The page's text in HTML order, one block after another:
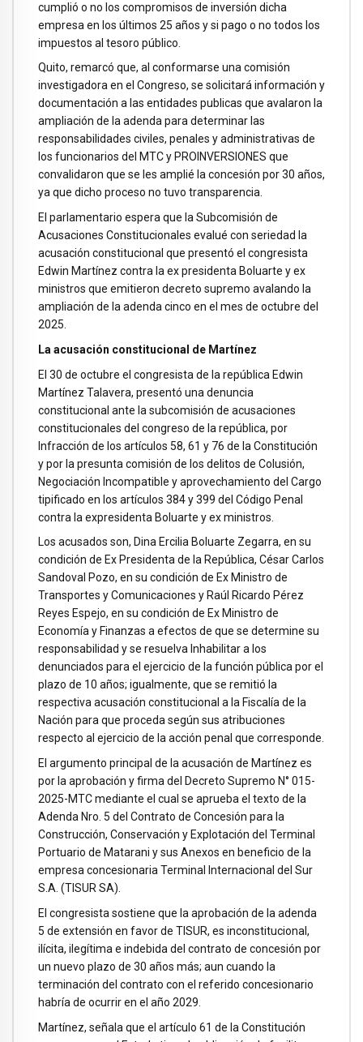
cumplió o no los compromisos de inversión dicha
empresa en los últimos 25 años y si pago o no todos los
impuestos al tesoro público.
Quito, remarcó que, al conformarse una comisión
investigadora en el Congreso, se solicitará información y
documentación a las entidades publicas que avalaron la
ampliación de la adenda para determinar las
responsabilidades civiles, penales y administrativas de
los funcionarios del MTC y PROINVERSIONES que
convalidaron que se les amplié la concesión por 30 años,
ya que dicho proceso no tuvo transparencia.
El parlamentario espera que la Subcomisión de
Acusaciones Constitucionales evalué con seriedad la
acusación constitucional que presentó el congresista
Edwin Martínez contra la ex presidenta Boluarte y ex
ministros que emitieron decreto supremo avalando la
ampliación de la adenda cinco en el mes de octubre del
2025.
La acusación constitucional de Martínez
El 30 de octubre el congresista de la república Edwin
Martínez Talavera, presentó una denuncia
constitucional ante la subcomisión de acusaciones
constitucionales del congreso de la república, por
Infracción de los artículos 58, 61 y 76 de la Constitución
y por la presunta comisión de los delitos de Colusión,
Negociación Incompatible y aprovechamiento del Cargo
tipificado en los artículos 384 y 399 del Código Penal
contra la expresidenta Boluarte y ex ministros.
Los acusados son, Dina Ercilia Boluarte Zegarra, en su
condición de Ex Presidenta de la República, César Carlos
Sandoval Pozo, en su condición de Ex Ministro de
Transportes y Comunicaciones y Raúl Ricardo Pérez
Reyes Espejo, en su condición de Ex Ministro de
Economía y Finanzas a efectos de que se determine su
responsabilidad y se resuelva Inhabilitar a los
denunciados para el ejercicio de la función pública por el
plazo de 10 años; igualmente, que se remitió la
respectiva acusación constitucional a la Fiscalía de la
Nación para que proceda según sus atribuciones
respecto al ejercicio de la acción penal que corresponde.
El argumento principal de la acusación de Martínez es
por la aprobación y firma del Decreto Supremo N° 015-
2025-MTC mediante el cual se aprueba el texto de la
Adenda Nro. 5 del Contrato de Concesión para la
Construcción, Conservación y Explotación del Terminal
Portuario de Matarani y sus Anexos en beneficio de la
empresa concesionaria Terminal Internacional del Sur
S.A. (TISUR SA).
El congresista sostiene que la aprobación de la adenda
5 de extensión en favor de TISUR, es inconstitucional,
ilícita, ilegítima e indebida del contrato de concesión por
un nuevo plazo de 30 años más; aun cuando la
terminación del contrato con el referido concesionario
habría de ocurrir en el año 2029.
Martínez, señala que el artículo 61 de la Constitución